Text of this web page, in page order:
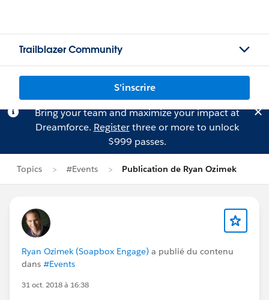
Trailblazer Community
S'inscrire
Bring your team and maximize your impact at
Dreamforce. Registerthree or more to unlock
$999 passes.
Topics #Events Publication de Ryan Ozimek
Ryan Ozimek (Soapbox Engage) a publié du contenu
dans #Events
31 oct. 2018 à 16:38